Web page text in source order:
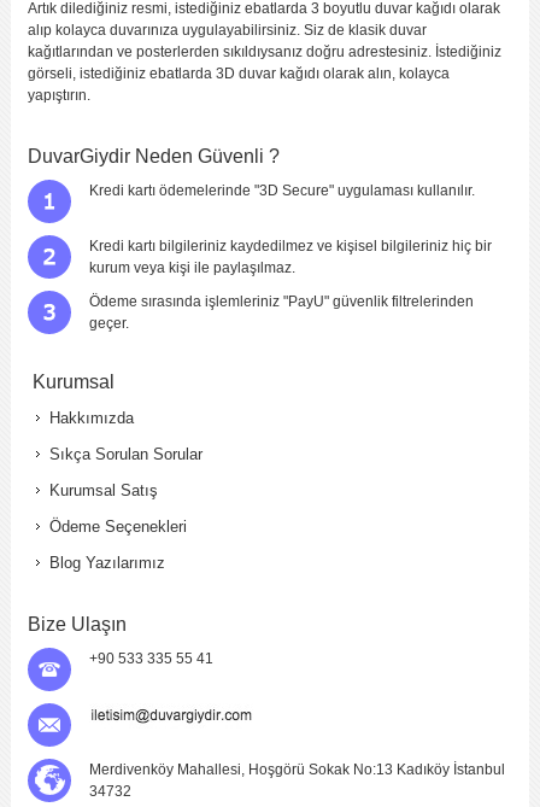
Artık dilediğiniz resmi, istediğiniz ebatlarda 3 boyutlu duvar kağıdı olarak
alıp kolayca duvarınıza uygulayabilirsiniz. Siz de klasik duvar
kağıtlarından ve posterlerden sıkıldıysanız doğru adrestesiniz. İstediğiniz
görseli, istediğiniz ebatlarda 3D duvar kağıdı olarak alın, kolayca
yapıştırın.
DuvarGiydir Neden Güvenli ?
Kredi kartı ödemelerinde "3D Secure" uygulaması kullanılır.
Kredi kartı bilgileriniz kaydedilmez ve kişisel bilgileriniz hiç bir
kurum veya kişi ile paylaşılmaz.
Ödeme sırasında işlemleriniz "PayU" güvenlik filtrelerinden
geçer.
Kurumsal
Hakkımızda
Sıkça Sorulan Sorular
Kurumsal Satış
Ödeme Seçenekleri
Blog Yazılarımız
Bize Ulaşın
+90 533 335 55 41
Merdivenköy Mahallesi, Hoşgörü Sokak No:13 Kadıköy İstanbul
34732